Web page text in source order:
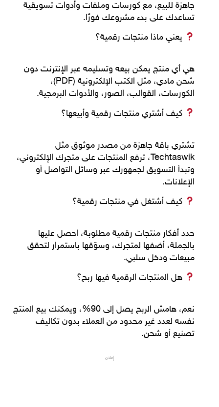
جاهزة للبيع، مع كورسات وملفات وأدوات تسويقية
تساعدك على بدء مشروعك فورًا.
يعني ماذا منتجات رقمية؟
هي أي منتج يمكن بيعه وتسليمه عبر الإنترنت دون
شحن مادي، مثل الكتب الإلكترونية (PDF)،
الكورسات، القوالب، الصور، والأدوات البرمجية.
كيف أشتري منتجات رقمية وأبيعها؟
تشتري باقة جاهزة من مصدر موثوق مثل
Techtaswik، ترفع المنتجات على متجرك الإلكتروني،
وتبدأ التسويق لجمهورك عبر وسائل التواصل أو
الإعلانات.
كيف أشتغل في منتجات رقمية؟
حدد أفكار منتجات رقمية مطلوبة، احصل عليها
بالجملة، أضفها لمتجرك، وسوّقها باستمرار لتحقق
مبيعات ودخل سلبي.
هل المنتجات الرقمية فيها ربح؟
نعم، هامش الربح يصل إلى 90%
، ويمكنك بيع المنتج
نفسه لعدد غير محدود من العملاء بدون تكاليف
تصنيع أو شحن.
إعلان